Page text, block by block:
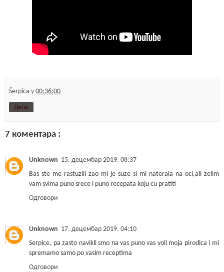
Šerpica у 00:36:00
Дели
7 коментара :
Unknown 15. децембар 2019. 08:37
Bas ste me rastuzili zao mi je suze si mi naterala na oci,ali zelim
vam svima puno srece i puno recepata koju cu pratiti
Одговори
Unknown 17. децембар 2019. 04:10
Serpice, pa zasto navikli smo na vas puno vas voli moja pirodica i mi
spremamo samo po vasim receptima
Одговори